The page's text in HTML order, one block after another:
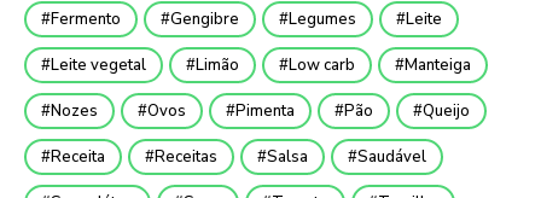
Fermento Gengibre Legumes Leite
Leite vegetal Limão Low carb Manteiga
Nozes Ovos Pimenta Pão Queijo
Receita Receitas Salsa Saudável